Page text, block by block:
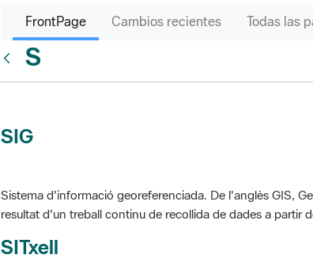
FrontPage Cambios recientes Todas las
S
SIG
Sistema d'informació georeferenciada. De l'anglès GIS,
resultat d'un treball continu de recollida de dades a partir
SITxell